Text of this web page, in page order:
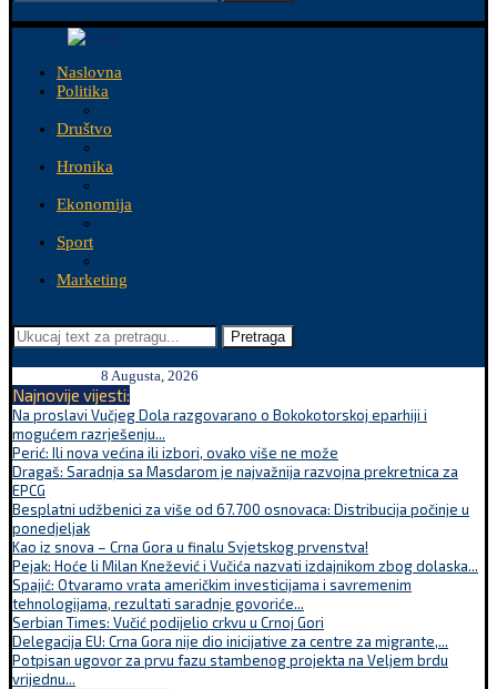
Naslovna
Politika
Društvo
Hronika
Ekonomija
Sport
Marketing
Pretraga
8 Augusta, 2026
Najnovije vijesti:
Na proslavi Vučjeg Dola razgovarano o Bokokotorskoj eparhiji i
mogućem razrješenju...
Perić: Ili nova većina ili izbori, ovako više ne može
Dragaš: Saradnja sa Masdarom je najvažnija razvojna prekretnica za
EPCG
Besplatni udžbenici za više od 67.700 osnovaca: Distribucija počinje u
ponedjeljak
Kao iz snova – Crna Gora u finalu Svjetskog prvenstva!
Pejak: Hoće li Milan Knežević i Vučića nazvati izdajnikom zbog dolaska...
Spajić: Otvaramo vrata američkim investicijama i savremenim
tehnologijama, rezultati saradnje govoriće...
Serbian Times: Vučić podijelio crkvu u Crnoj Gori
Delegacija EU: Crna Gora nije dio inicijative za centre za migrante,...
Potpisan ugovor za prvu fazu stambenog projekta na Veljem brdu
vrijednu...